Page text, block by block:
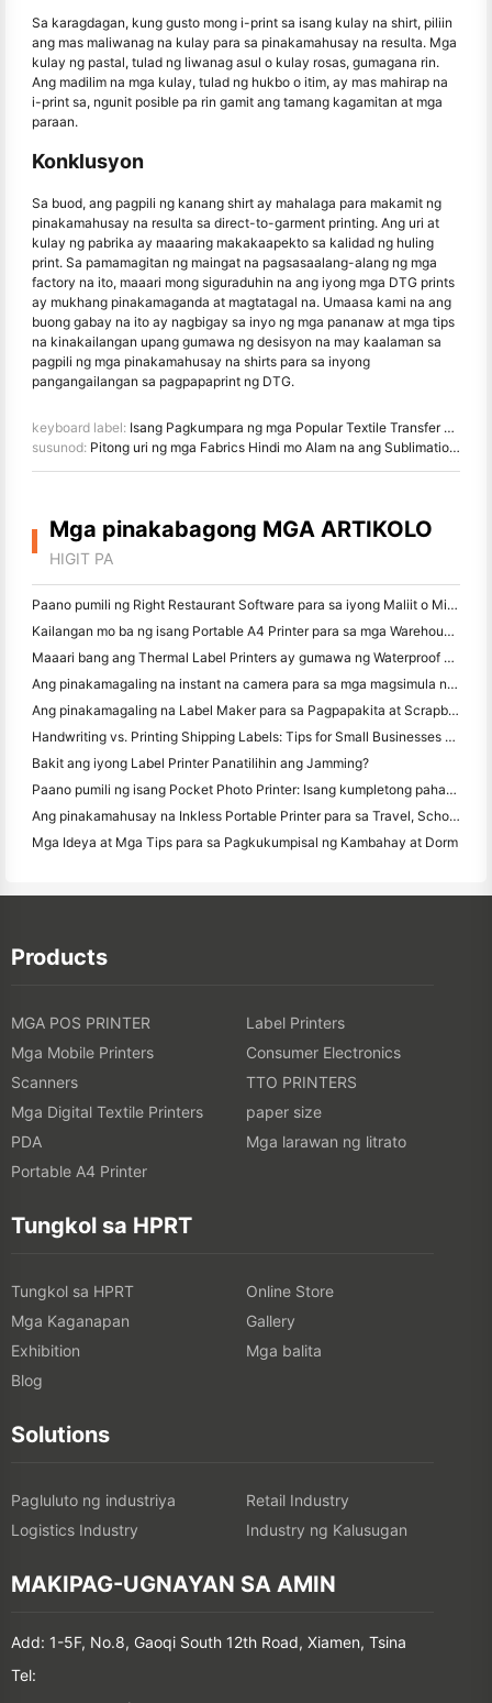
Sa karagdagan, kung gusto mong i-print sa isang kulay na shirt, piliin
ang mas maliwanag na kulay para sa pinakamahusay na resulta. Mga
kulay ng pastal, tulad ng liwanag asul o kulay rosas, gumagana rin.
Ang madilim na mga kulay, tulad ng hukbo o itim, ay mas mahirap na
i-print sa, ngunit posible pa rin gamit ang tamang kagamitan at mga
paraan.
Konklusyon
Sa buod, ang pagpili ng kanang shirt ay mahalaga para makamit ng
pinakamahusay na resulta sa direct-to-garment printing. Ang uri at
kulay ng pabrika ay maaaring makakaapekto sa kalidad ng huling
print. Sa pamamagitan ng maingat na pagsasaalang-alang ng mga
factory na ito, maaari mong siguraduhin na ang iyong mga DTG prints
ay mukhang pinakamaganda at magtatagal na. Umaasa kami na ang
buong gabay na ito ay nagbigay sa inyo ng mga pananaw at mga tips
na kinakailangan upang gumawa ng desisyon na may kaalaman sa
pagpili ng mga pinakamahusay na shirts para sa inyong
pangangailangan sa pagpapaprint ng DTG.
keyboard label: Isang Pagkumpara ng mga Popular Textile Transfer Printers para sa T-Shirt Printing: Direct-to-Film vs Dye Sublimation
susunod: Pitong uri ng mga Fabrics Hindi mo Alam na ang Sublimation Fabric Printers ay maaaring i-print sa
Mga pinakabagong MGA ARTIKOLO
HIGIT PA
Paano pumili ng Right Restaurant Software para sa iyong Maliit o Midsize Restaurant
Kailangan mo ba ng isang Portable A4 Printer para sa mga Warehouse Invoices? Ano talagang gumagana
Maaari bang ang Thermal Label Printers ay gumawa ng Waterproof Labels para sa mga maliliit na Producto ng negosyo?
Ang pinakamagaling na instant na camera para sa mga magsimula na ayaw magbasura ng papel
Ang pinakamagaling na Label Maker para sa Pagpapakita at Scrapbooking: Magdagdag ng Karagdagang Color sa bawat Pahina
Handwriting vs. Printing Shipping Labels: Tips for Small Businesses noong 2026
Bakit ang iyong Label Printer Panatilihin ang Jamming?
Paano pumili ng isang Pocket Photo Printer: Isang kumpletong pahayag para sa Pagmamamahayag, Travel, at iPhone Users
Ang pinakamahusay na Inkless Portable Printer para sa Travel, School, at Mobile Work: Hanin MT620 Pro Review
Mga Ideya at Mga Tips para sa Pagkukumpisal ng Kambahay at Dorm
Products
MGA POS PRINTER
Label Printers
Mga Mobile Printers
Consumer Electronics
Scanners
TTO PRINTERS
Mga Digital Textile Printers
paper size
PDA
Mga larawan ng litrato
Portable A4 Printer
Tungkol sa HPRT
Tungkol sa HPRT
Online Store
Mga Kaganapan
Gallery
Exhibition
Mga balita
Blog
Solutions
Pagluluto ng industriya
Retail Industry
Logistics Industry
Industry ng Kalusugan
MAKIPAG-UGNAYAN SA AMIN
Add: 1-5F, No.8, Gaoqi South 12th Road, Xiamen, Tsina
Tel: